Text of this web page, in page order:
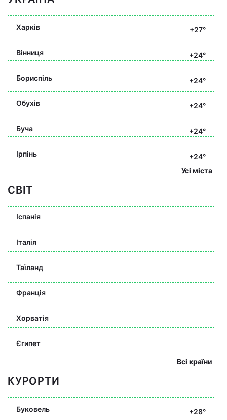
Харків +27°
Вінниця +24°
Бориспіль +24°
Обухів +24°
Буча +24°
Ірпінь
+24°
Усі міста
СВІТ
Іспанія
Італія
Таїланд
Франція
Хорватія
Єгипет
Всі країни
КУРОРТИ
Буковель +28°